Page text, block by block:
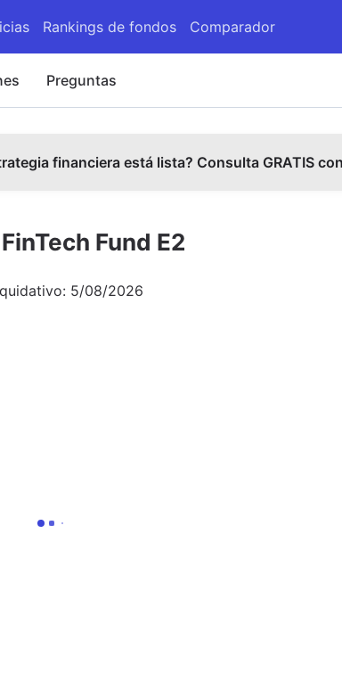
Rankings de fondos Comparador
Preguntas
financiera está lista? Consulta GRATIS
Fund E2
5/08/2026